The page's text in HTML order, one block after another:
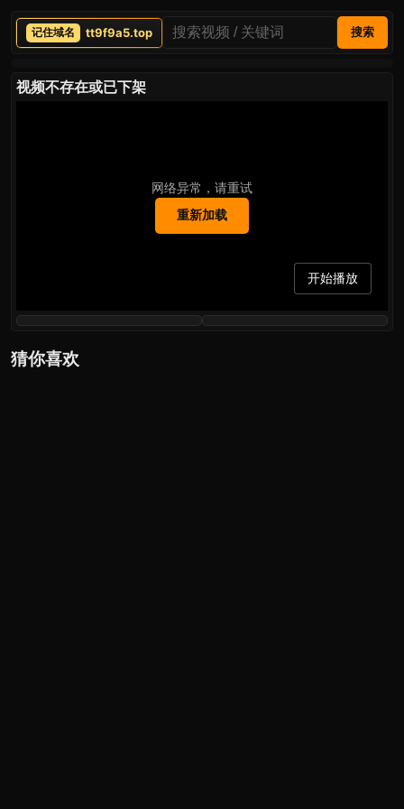
tt9f9a5.top 搜索
视频不存在或已下架
网络异常，请重试
重新加载
开始播放
猜你喜欢